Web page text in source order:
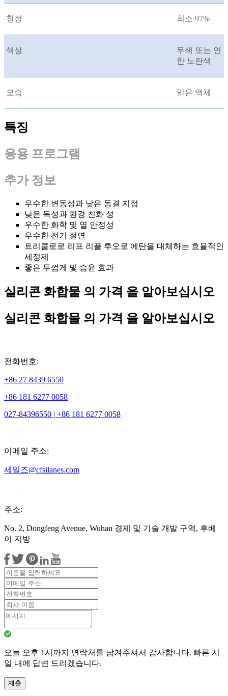
청정 최소 97%
색상
무색 또는 연
한 노란색
모습 맑은 액체
특징
응용 프로그램
추가 정보
우수한 변동성과 낮은 동결 지점
낮은 독성과 환경 친화 성
우수한 화학 및 열 안정성
우수한 전기 절연
트리클로로 리프 리플 루오로 에탄을 대체하는 효율적인
세정제
좋은 두껍게 및 습윤 효과
실리콘 화합물 의 가격 을 알아보십시오
실리콘 화합물 의 가격 을 알아보십시오
전화번호:
+86 27 8439 6550
+86 181 6277 0058
027-84396550 | +86 181 6277 0058
이메일 주소:
세일즈@cfsilanes.com
주소:
No. 2, Dongfeng Avenue, Wuhan 경제 및 기술 개발 구역, 후베
이 지방
오늘 오후 1시까지 연락처를 남겨주셔서 감사합니다. 빠른 시
일 내에 답변 드리겠습니다.
제출